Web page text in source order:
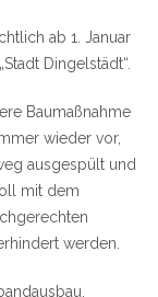
ab 1. Januar
Dingelstädt“.
Baumaßnahme
wieder vor,
ausgespült und
mit dem
werden.